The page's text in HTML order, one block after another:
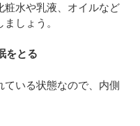
粧水や乳液、オイルなど
しょう。
をとる
ている状態なので、内側